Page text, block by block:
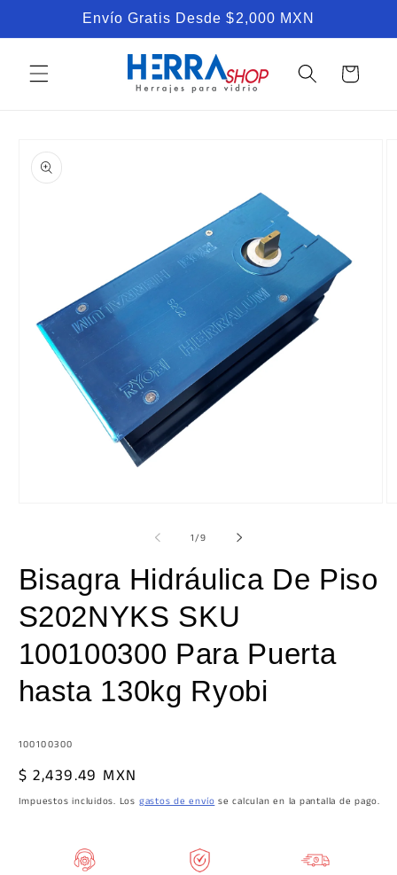
directamente
al contenido
Envío Gratis Desde $2,000 MXN
Carrito
a la
información
del producto
una
ventana
1/de
9
Bisagra Hidráulica De Piso
S202NYKS SKU
100100300 Para Puerta
hasta 130kg Ryobi
SKU:
100100300
Precio
habitual
$ 2,439.49 MXN
Impuestos incluidos. Los gastos de envío se calculan en la pantalla de pago.